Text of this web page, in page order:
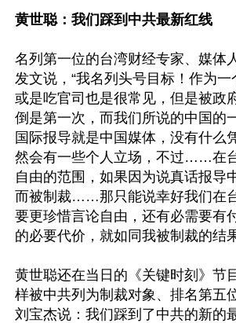
黄世聪：我们踩到中共最新红线
名列第一位的台湾财经专家、媒体
发文说，“我名列头号目标！作为
或是吃官司也是很常见，但是被政
倒是第一次，而我们所说的中国的
国际报导就是中国媒体，没有什
然会有一些个人立场，不过……在
自由的范围，如果因为说真话报导
而被制裁……那只能说幸好我们在
要更珍惜言论自由，还有必需要有
的必要代价，就如同我被制裁的结
黄世聪还在当日的《关键时刻》节
样被中共列为制裁对象、排名第五
刘宝杰说：我们踩到了中共的新的